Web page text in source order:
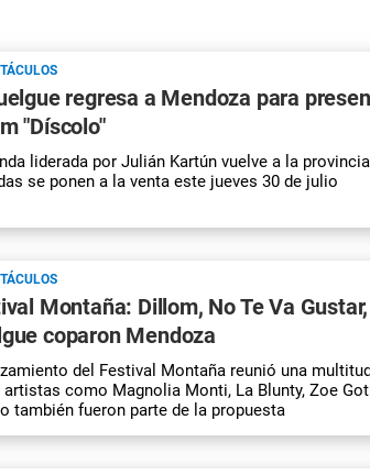
regresa a Mendoza para
"Díscolo"
liderada por Julián Kartún vuelve a la
se ponen a la venta este jueves 30 de julio
Montaña: Dillom, No Te Va
coparon Mendoza
del Festival Montaña reunió una
artistas como Magnolia Monti, La Blunty, Zoe
también fueron parte de la propuesta